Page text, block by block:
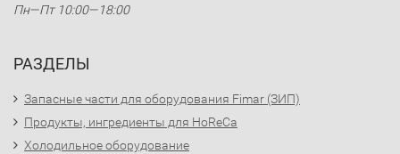
Пн—Пт 10:00—18:00
РАЗДЕЛЫ
Запасные части для оборудования Fimar (ЗИП)
Продукты, ингредиенты для HoReCa
Холодильное оборудование